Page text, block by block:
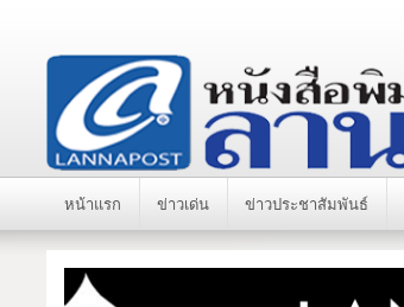
หน้าแรก ข่าวเด่น ข่าวประชาสัมพันธ์